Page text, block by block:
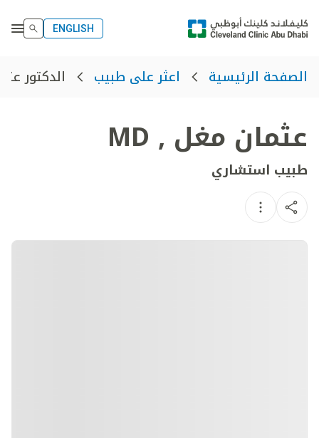
ENGLISH
الصفحة الرئيسية اعثر على طبيب الدكتور
عثمان مغل ,
MD
طبيب استشاري